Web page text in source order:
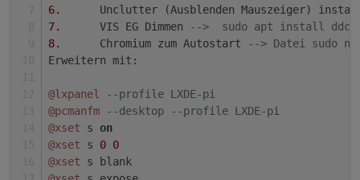
6.
Unclutter (Ausblenden Mauszeiger)
7.
	VIS EG Dimmen
-->  sudo apt install
8.
	Chromium zum Autostart
--> Datei sudo
Erweitern mit:
@lxpanel
--profile LXDE-pi
@pcmanfm
--desktop --profile LXDE-pi
@xset s on
@xset s 0 0
@xset s blank